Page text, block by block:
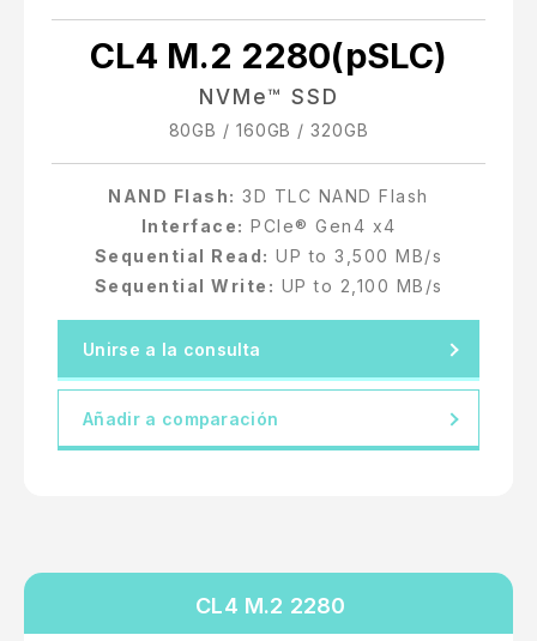
CL4 M.2 2280(pSLC)
NVMe™ SSD
80GB / 160GB / 320GB
NAND Flash: 3D TLC NAND Flash
Interface: PCIe® Gen4 x4
Sequential Read: UP to 3,500 MB/s
Sequential Write: UP to 2,100 MB/s
Unirse a la consulta
Añadir a comparación
CL4 M.2 2280